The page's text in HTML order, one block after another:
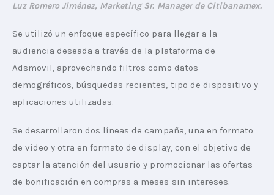
Luz Romero Jiménez, Marketing Sr. Manager de Citibanamex.
Se utilizó un enfoque específico para llegar a la
audiencia deseada a través de la plataforma de
Adsmovil, aprovechando filtros como datos
demográficos, búsquedas recientes, tipo de dispositivo y
aplicaciones utilizadas.
Se desarrollaron dos líneas de campaña, una en formato
de video y otra en formato de display, con el objetivo de
captar la atención del usuario y promocionar las ofertas
de bonificación en compras a meses sin intereses.